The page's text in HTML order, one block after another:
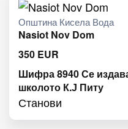
Општина Кисела Вода
Nasiot Nov Dom
350 EUR
Шифра 8940 Се
школото К.Ј Питу
Станови